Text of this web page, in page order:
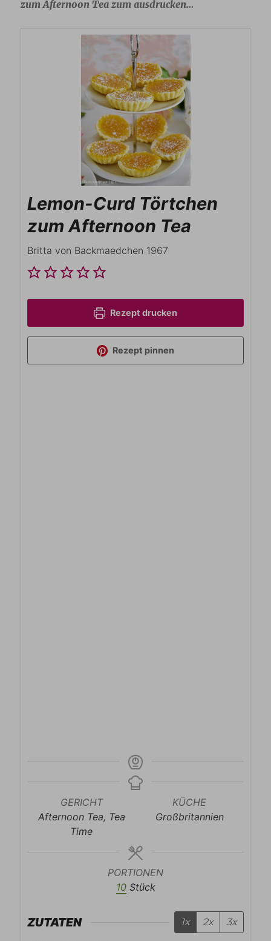
zum Afternoon Tea zum ausdrucken…
Lemon-Curd Törtchen
zum Afternoon Tea
Britta von Backmaedchen 1967
Rezept drucken
Rezept pinnen
GERICHT
Afternoon Tea, Tea
Time
KÜCHE
Großbritannien
PORTIONEN
10 Stück
ZUTATEN 1x 2x 3x